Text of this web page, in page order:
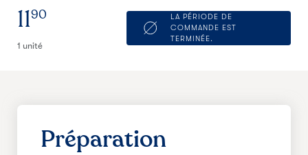
1190
1 unité
LA PÉRIODE DE
COMMANDE EST
TERMINÉE.
Préparation